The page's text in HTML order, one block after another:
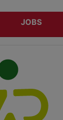
JOBS